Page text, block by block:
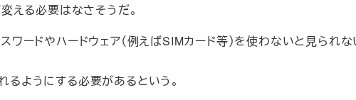
える必要はなさそうだ。
ードやハードウェア（例えばSIMカード等）を使わないと見られ
ようにする必要があるという。